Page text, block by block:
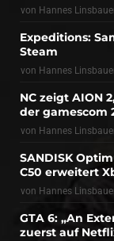
von Hannes
Expeditions:
Steam
von Hannes
NC zeigt AION
der gamescom
von Hannes
SANDISK
C50 erweitert
von Hannes
GTA 6: „An
zuerst auf